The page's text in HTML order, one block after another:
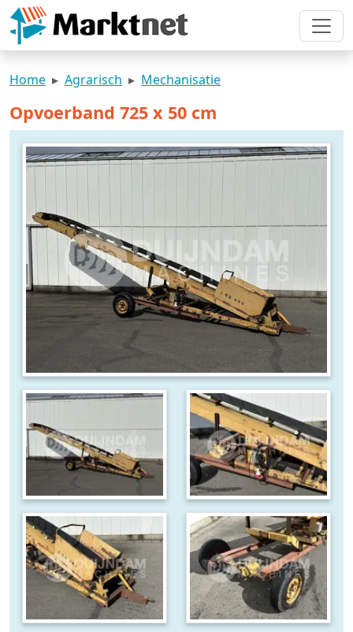
Home Agrarisch Mechanisatie
Opvoerband 725 x 50 cm